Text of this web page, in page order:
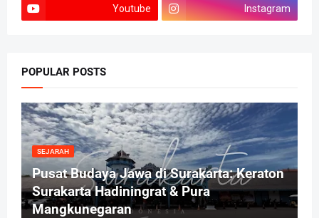
Youtube Instagram
POPULAR POSTS
SEJARAH
Pusat Budaya Jawa di Surakarta: Keraton
Surakarta Hadiningrat & Pura
Mangkunegaran